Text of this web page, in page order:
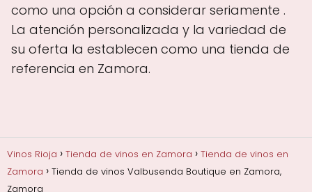
como una opción a considerar seriamente .
La atención personalizada y la variedad de
su oferta la establecen como una tienda de
referencia en Zamora.
Vinos Rioja Tienda de vinos en Zamora
Tienda de vinos en
Zamora
Tienda de vinos Valbusenda Boutique en Zamora,
Zamora